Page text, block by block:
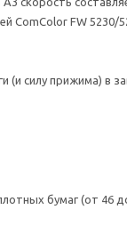
ComColor FW 5230/
(и силу прижима) в
бумаг (от 46